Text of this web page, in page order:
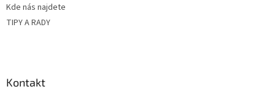
Kde nás najdete
TIPY A RADY
Kontakt